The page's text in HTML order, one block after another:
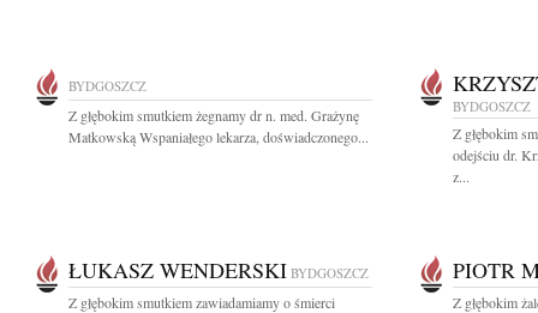
BYDGOSZCZ
Z głębokim smutkiem żegnamy dr n. med. Grażynę
Matkowską Wspaniałego lekarza, doświadczonego...
BYDGOSZCZ
Z głębokim
odejściu dr.
z...
ŁUKASZ WENDERSKI BYDGOSZCZ
Z głębokim smutkiem zawiadamiamy o śmierci
PIOTR
Z głębokim